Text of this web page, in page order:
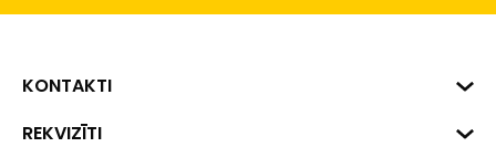
KONTAKTI
Biznesa centrs "VERDE" Roberta
REKVIZĪTI